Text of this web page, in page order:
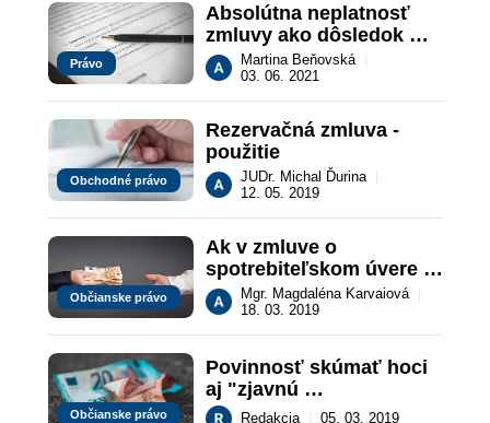
Právo
Absolútna neplatnosť
zmluvy ako dôsledok
nesprávneho označenia
zmluvných strán
Martina Beňovská
03. 06. 2021
Obchodné právo
Rezervačná zmluva -
použitie
JUDr. Michal Ďurina
12. 05. 2019
Občianske právo
Ak v zmluve o
spotrebiteľskom úvere
chýbajú určité
náležitosti, môže
zaniknúť právo na úroky
Mgr. Magdaléna Karvaiová
18. 03. 2019
Občianske právo
Povinnosť skúmať hoci
aj "zjavnú
neschopnosť" dlh
Redakcia 05. 03. 2019